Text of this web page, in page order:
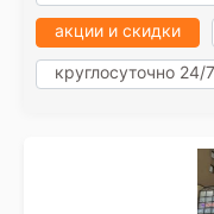
акции и скидки
круглосуточно 24/7